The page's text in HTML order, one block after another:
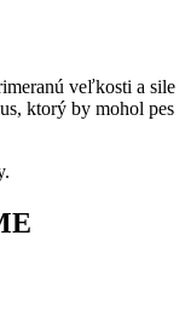
veľkosti a sile
ktorý by mohol pes